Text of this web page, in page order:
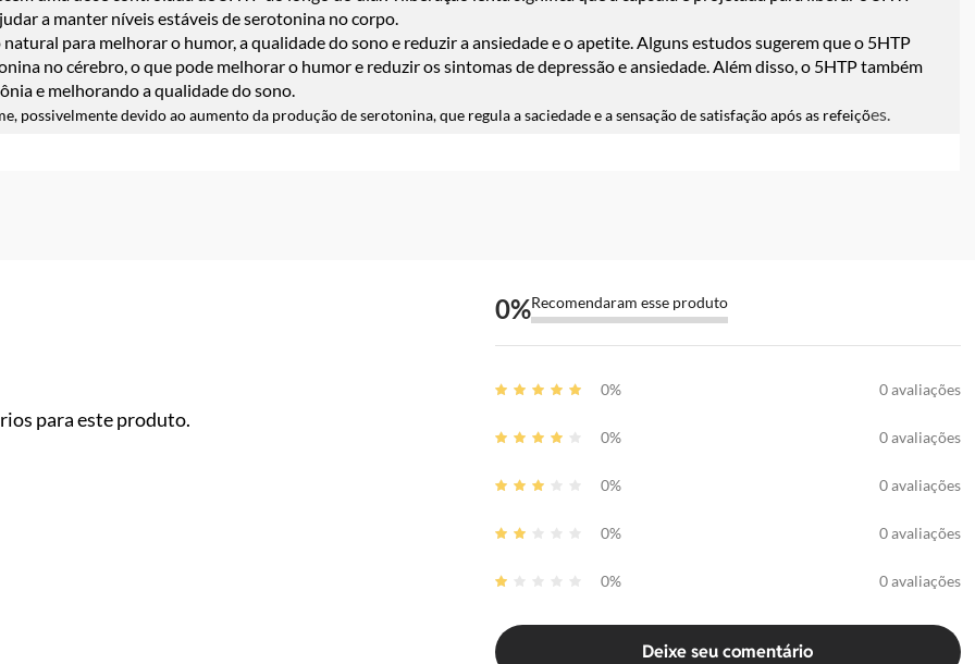
a manter níveis estáveis de serotonina no corpo.
para melhorar o humor, a qualidade do sono e reduzir a ansiedade e o apetite. Alguns estudos sugerem que o 5HTP
no cérebro, o que pode melhorar o humor e reduzir os sintomas de depressão e ansiedade. Além disso, o 5HTP também
e melhorando a qualidade do sono.
possivelmente devido ao aumento da produção de serotonina, que regula a saciedade e a sensação de satisfação após as refeições.
para este produto.
0%Recomendaram esse produto
0% 0 avaliações
0% 0 avaliações
0% 0 avaliações
0% 0 avaliações
0% 0 avaliações
Deixe seu comentário